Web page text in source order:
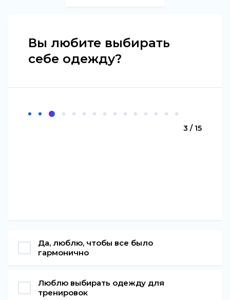
Вы любите выбирать
себе одежду?
3 / 15
Да, люблю, чтобы все было
гармонично
Люблю выбирать одежду для
тренировок